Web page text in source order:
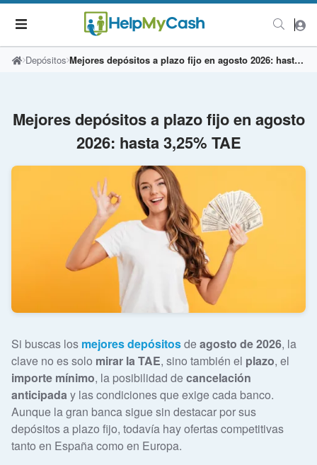
Depósitos Mejores depósitos a plazo fijo en agosto 2026: hasta 3,25% TAE
Mejores depósitos a plazo fijo en agosto
2026: hasta 3,25% TAE
Si buscas los mejores depósitosdeagosto de 2026, la
clave no es solo mirar la TAE, sino también el plazo, el
importe mínimo, la posibilidad decancelación
anticipaday las condiciones que exige cada banco.
Aunque la gran banca sigue sin destacar por sus
depósitos a plazo fijo, todavía hay ofertas competitivas
tanto en España como en Europa.